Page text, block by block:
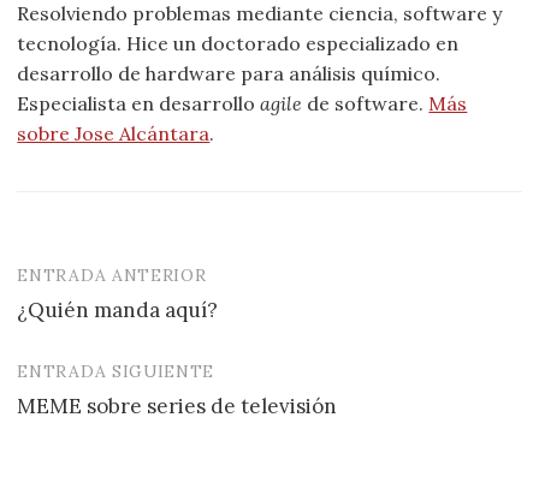
Resolviendo problemas mediante ciencia, software y
tecnología. Hice un doctorado especializado en
desarrollo de hardware para análisis químico.
Especialista en desarrolloagile de software. Más
sobre Jose Alcántara.
Navegación
de
entradas
ENTRADA ANTERIOR
¿Quién manda aquí?
ENTRADA SIGUIENTE
MEME sobre series de televisión